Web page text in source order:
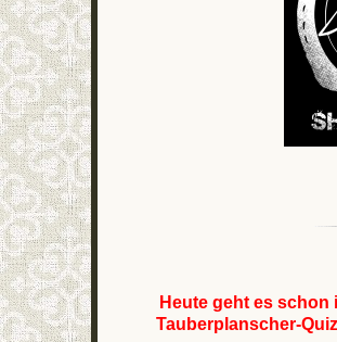
Heute geht es schon
Tauberplanscher-